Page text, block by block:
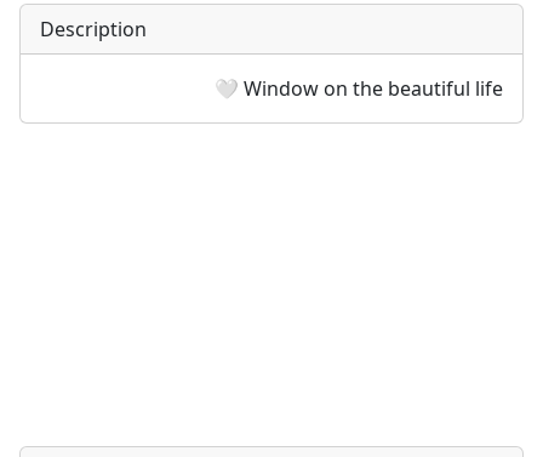
Description
Window on the beautiful life 🤍